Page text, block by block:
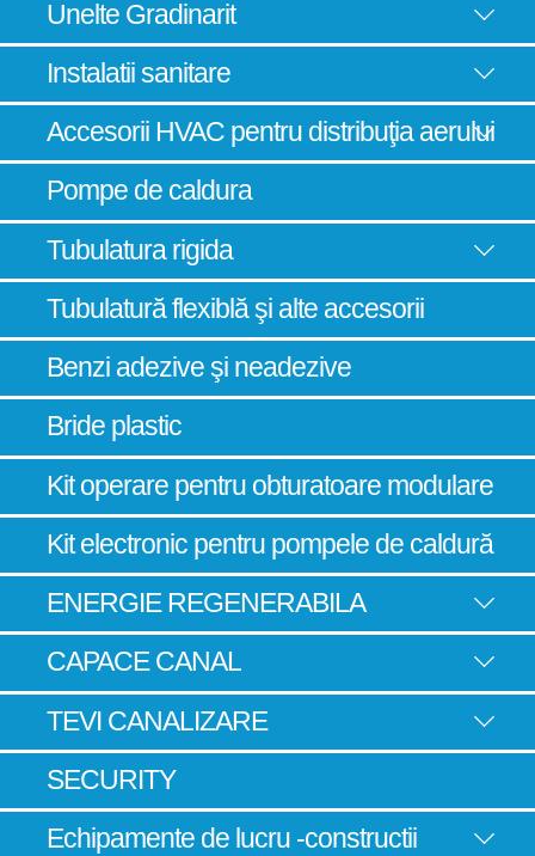
Unelte Gradinarit
Instalatii sanitare
Accesorii HVAC pentru distribuţia aerului
Pompe de caldura
Tubulatura rigida
Tubulatură flexiblă şi alte accesorii
Benzi adezive şi neadezive
Bride plastic
Kit operare pentru obturatoare modulare
Kit electronic pentru pompele de caldură
ENERGIE REGENERABILA
CAPACE CANAL
TEVI CANALIZARE
SECURITY
Echipamente de lucru -constructii